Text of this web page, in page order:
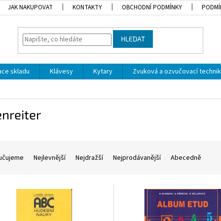
JAK NAKUPOVAT KONTAKTY OBCHODNÍ PODMÍNKY
HLEDAT
skladu Klávesy Kytary Zvuková a ozvučovací
Nejlevnější Nejdražší Nejprodávanější Abecedně